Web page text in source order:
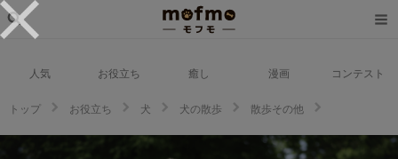
人気 お役立ち 癒し 漫画 コンテスト
トップ お役立ち 犬 犬の散歩
散歩その他